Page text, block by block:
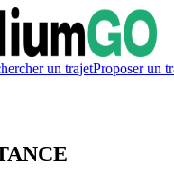
un trajetProposer un